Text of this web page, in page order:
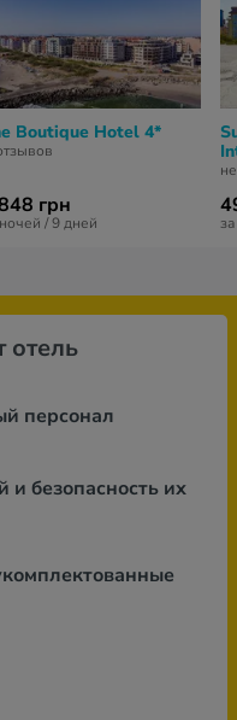
Boutique Hotel 4*
грн
/ 9 дней
отель
персонал
и безопасность их